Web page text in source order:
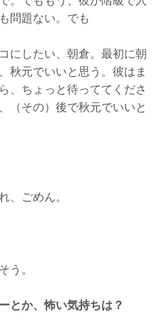
問題ない。でも
にしたい、朝倉。最初に朝
秋元でいいと思う。彼はま
、ちょっと待っててくださ
（その）後で秋元でいいと
ごめん。
う。
とか、怖い気持ちは？